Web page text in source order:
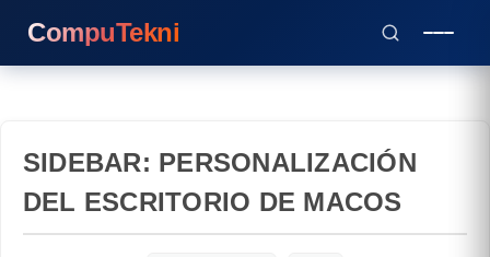
CompuTekni
SIDEBAR: PERSONALIZACIÓN
DEL ESCRITORIO DE MACOS